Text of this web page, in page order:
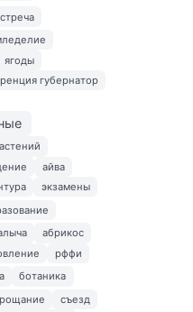
ягоды
губернатор
айва
экзамены
абрикос
рффи
ботаника
съезд